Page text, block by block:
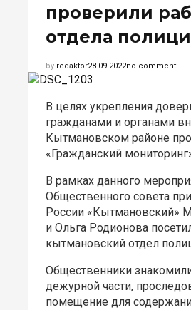
проверили
отдела
by redaktor28.09.2022no comment
В целях укрепления
гражданами и органами
Кытмановском районе
«Гражданский
В рамках данного
Общественного совета
России «Кытмановский»
и Ольга Родионова
кытмановский отдел
Общественники
дежурной части,
помещение для